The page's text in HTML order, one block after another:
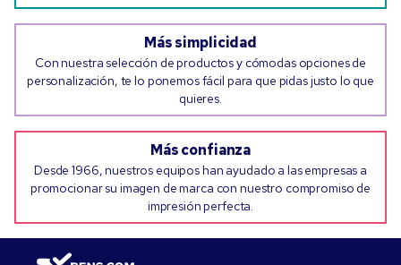
Más simplicidad
Con nuestra selección de productos y cómodas opciones de
personalización, te lo ponemos fácil para que pidas justo lo que
quieres.
Más confianza
Desde 1966, nuestros equipos han ayudado a las empresas a
promocionar su imagen de marca con nuestro compromiso de
impresión perfecta.